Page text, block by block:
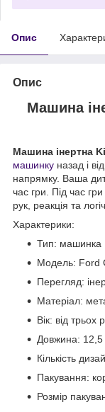
Опис
Опис
Машина
Машина інертна
машинку назад і
напрямку. Ваша
час гри. Під час
рук, реакція та
Характерики:
Тип: машинка
Модель: Ford
Перегляд:
Матеріал:
Вік: від трьох
Довжина: 12,5
Кількість
Пакування:
Розмір